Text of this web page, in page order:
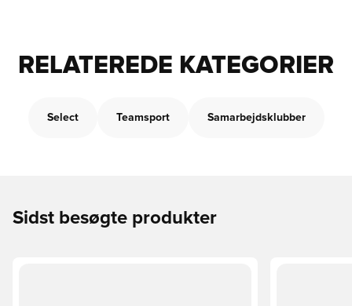
RELATEREDE KATEGORIER
Select Teamsport Samarbejdsklubber
Sidst besøgte produkter